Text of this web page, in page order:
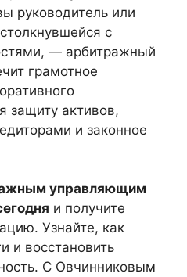
руководитель или
с
— арбитражный
грамотное
защиту активов,
и законное
управляющим
и получите
Узнайте, как
и восстановить
С Овчинниковым